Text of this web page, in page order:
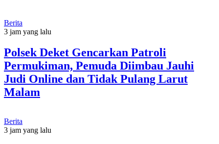
Berita
3 jam yang lalu
Polsek Deket Gencarkan Patroli
Permukiman, Pemuda Diimbau Jauhi
Judi Online dan Tidak Pulang Larut
Malam
Berita
3 jam yang lalu